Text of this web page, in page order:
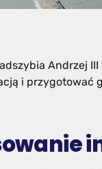
Andrzej
i przygotować